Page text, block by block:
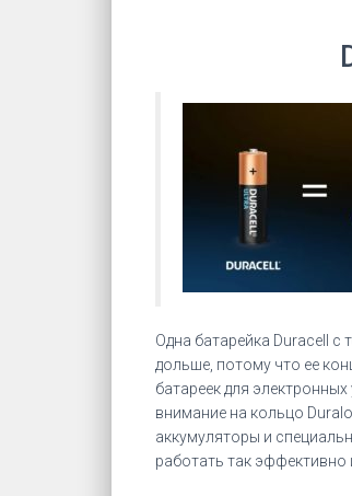
Одна батарейка Duracell с
дольше, потому что ее
батареек для
внимание на кольцо
аккумуляторы и
работать так эффективно